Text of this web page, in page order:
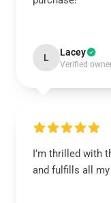
L Lacey
Verified
I’m thrilled with
and fulfills all